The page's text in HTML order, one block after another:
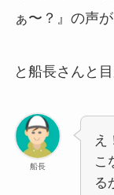
ぁ〜？』の声
と船長さんと
船長
え
こ
る